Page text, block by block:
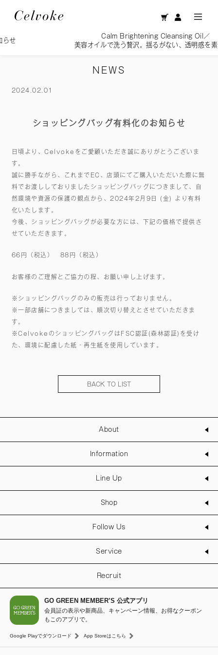
Calm Brightening Cleansing Oil／
美容オイルで洗う贅沢。揺るがない、透明感を素肌へ。
NEWS
2024.02.01
ショッピングバッグ有料化のお知らせ
日頃より、Celvokeをご愛顧いただき誠にありがとうございま
す。
誠に勝手ながら、これまでEC、店頭にてご購入いただいた際に無
料でお渡ししておりましたショッピングバッグにつきまして、自
然環境や資源の保護の観点から、2024年2月9日 (金) より有料
化いたします。
今後、ショッピングバッグが必要な方には、下記の価格で提供さ
せていただきます。
66円（税込） 88円（税込）
お客様のご理解とご協力の程、お願い申し上げます。
※ショッピングバッグのみの販売は行っておりません。
※一部店舗につきましては、順次切り替えとさせていただきま
す。
※CelvokeのショッピングバッグはFSC認証(森林認証)を受け
た、環境に配慮した紙・再生紙を使用しています。
BACK TO LIST
About
Information
Line Up
Shop
Follow Us
Service
Recruit
GO GREEN MEMBER’S 公式アプリ
会員証の表示や新商品、キャンペーン情報、お得なクーポン
もこのアプリで。
Google Playでダウンロード App Storeはこちら